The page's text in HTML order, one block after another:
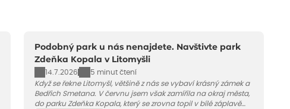
Podobný park u nás nenajdete. Navštivte park
Zdeňka Kopala v Litomyšli
14.7.2026
5 minut čtení
Když se řekne Litomyšl, většině z nás se vybaví krásný zámek a
Bedřich Smetana. V červnu jsem však zamířila na okraj města,
do parku Zdeňka Kopala, který se zrovna topil v bílé záplavě